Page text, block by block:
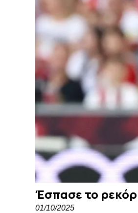
Έσπασε το ρεκόρ
01/10/2025